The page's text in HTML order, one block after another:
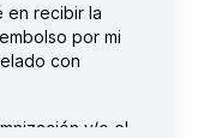
en recibir la
por mi
con
y/o el